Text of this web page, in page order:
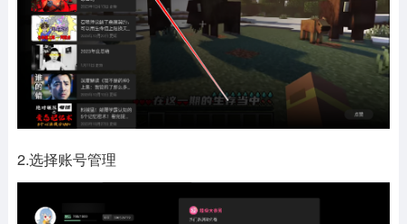
2.选择账号管理